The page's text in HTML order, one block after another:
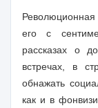
Революционная
его с
рассказах о
встречах, в
обнажать
как и в